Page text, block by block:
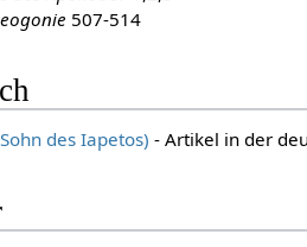
507-514
des Iapetos) - Artikel in der